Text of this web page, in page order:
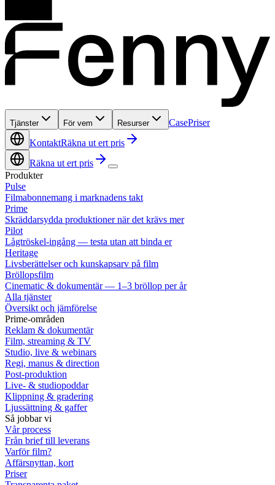
Tjänster För vem Resurser CasePriser
KontaktRäkna ut ert pris
Räkna ut ert pris
Produkter
Pulse
Filmabonnemang i marknadens takt
Prime
Skräddarsydda produktioner när det krävs mer
Pilot
Lågtröskel-ingång — testa utan att binda er
Heritage
Livsberättelser och kunskapsarv på film
Bröllopsfilm
Cinematic & dokumentär — 1–3 bröllop per år
Alla tjänster
Översikt och jämförelse
Prime-områden
Reklam & dokumentär
Film, streaming & TV
Studio, live & webinars
Regi, manus & direction
Post-produktion
Live- & studiopoddar
Klippning & gradering
Ljussättning & gaffer
Så jobbar vi
Vår process
Från brief till leverans
Varför film?
Affärsnyttan, kort
Priser